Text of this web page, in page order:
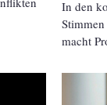
In den
macht